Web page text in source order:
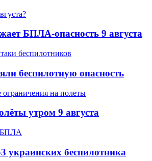
БПЛА-опасность 9 августа
беспилотную опасность
утром 9 августа
украинских беспилотника